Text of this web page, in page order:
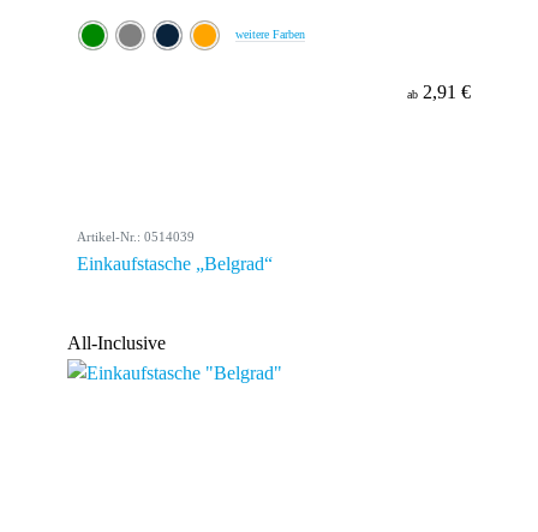
weitere Farben
ab 2,91 €
Artikel-Nr.: 0514039
Einkaufstasche „Belgrad“
All-Inclusive